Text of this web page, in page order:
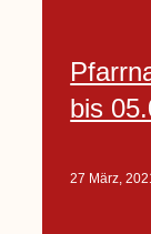
bis
27 März,